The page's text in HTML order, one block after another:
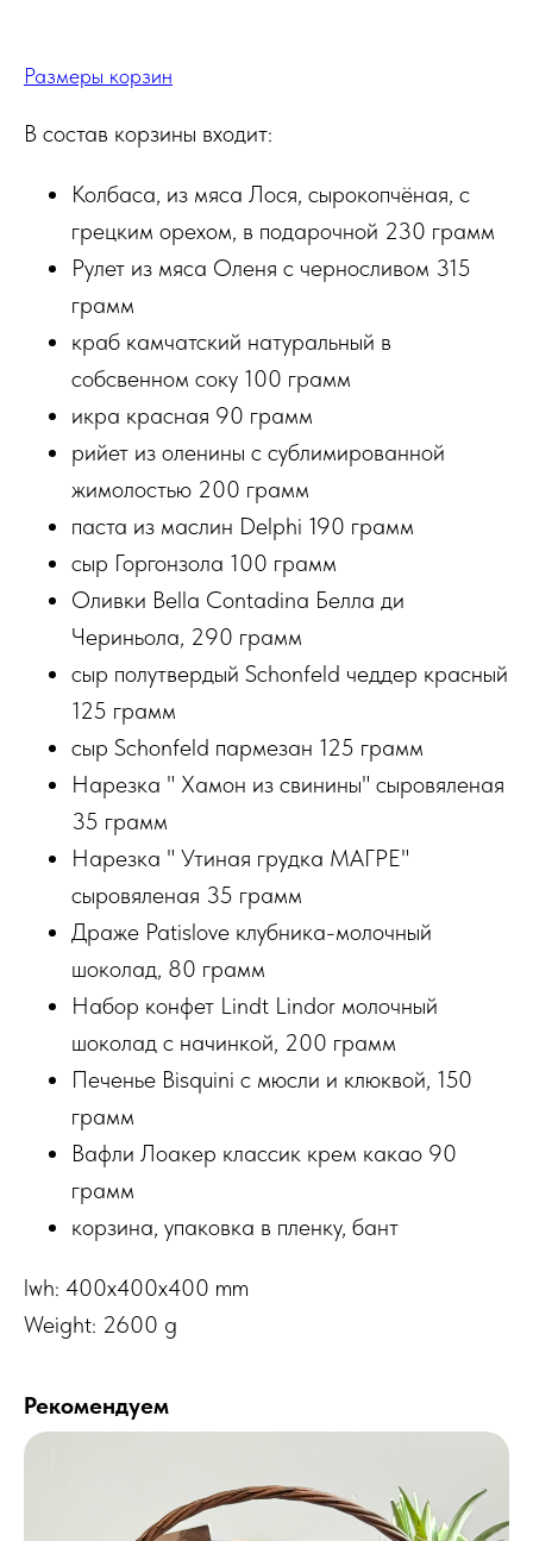
Размеры корзин
В состав корзины входит:
Колбаса, из мяса Лося, сырокопчёная, с
грецким орехом, в подарочной 230 грамм
Рулет из мяса Оленя с черносливом 315
грамм
краб камчатский натуральный в
собсвенном соку 100 грамм
икра красная 90 грамм
рийет из оленины с сублимированной
жимолостью 200 грамм
паста из маслин Delphi 190 грамм
сыр Горгонзола 100 грамм
Оливки Bella Contadina Белла ди
Чериньола, 290 грамм
сыр полутвердый Schonfeld чеддер красный
125 грамм
сыр Schonfeld пармезан 125 грамм
Нарезка " Хамон из свинины" сыровяленая
35 грамм
Нарезка " Утиная грудка МАГРЕ"
сыровяленая 35 грамм
Драже Patislove клубника-молочный
шоколад, 80 грамм
Набор конфет Lindt Lindor молочный
шоколад с начинкой, 200 грамм
Печенье Bisquini с мюсли и клюквой, 150
грамм
Вафли Лоакер классик крем какао 90
грамм
корзина, упаковка в пленку, бант
lwh: 400x400x400 mm
Weight: 2600 g
Рекомендуем